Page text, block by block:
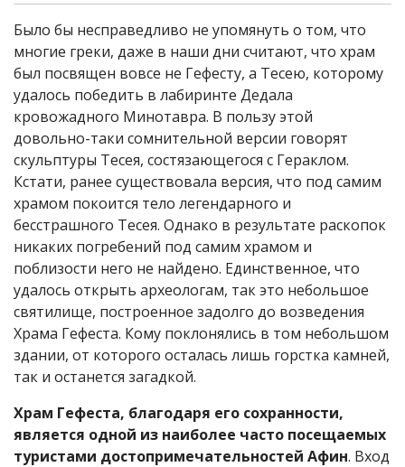
Было бы несправедливо не упомянуть о том, что
многие греки, даже в наши дни считают, что храм
был посвящен вовсе не Гефесту, а Тесею, которому
удалось победить в лабиринте Дедала
кровожадного Минотавра. В пользу этой
довольно-таки сомнительной версии говорят
скульптуры Тесея, состязающегося с Гераклом.
Кстати, ранее существовала версия, что под самим
храмом покоится тело легендарного и
бесстрашного Тесея. Однако в результате раскопок
никаких погребений под самим храмом и
поблизости него не найдено. Единственное, что
удалось открыть археологам, так это небольшое
святилище, построенное задолго до возведения
Храма Гефеста. Кому поклонялись в том небольшом
здании, от которого осталась лишь горстка камней,
так и останется загадкой.
Храм Гефеста, благодаря его сохранности,
является одной из наиболее часто посещаемых
туристами достопримечательностей Афин. Вход